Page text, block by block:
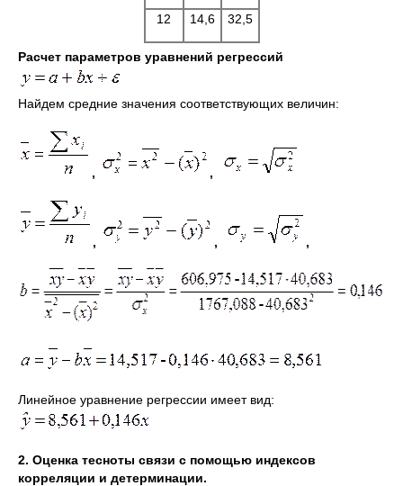
12 14,6 32,5
Расчет параметров уравнений регрессий
Найдем средние значения соответствующих величин:
, ,
, , ,
Линейное уравнение регрессии имеет вид:
2. Оценка тесноты связи с помощью индексов
корреляции и детерминации.